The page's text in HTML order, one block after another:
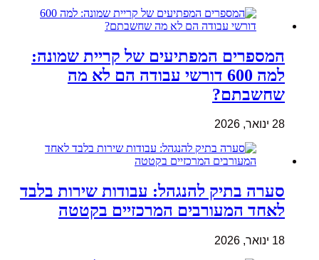
המספרים המפתיעים של קריית שמונה:
למה 600 דורשי עבודה הם לא מה
שחשבתם?
28 ינואר, 2026
סערה בתיק להנגהל: עבודות שירות בלבד
לאחד המעורבים המרכזיים בקטטה
18 ינואר, 2026